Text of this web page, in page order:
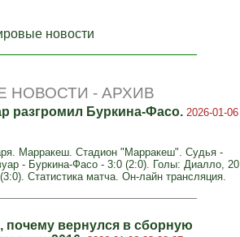
новости
НОВОСТИ - АРХИВ
разгромил Буркина-Фасо. 2026-01-06
Марракеш. Стадион "Марракеш". Судья -
- Буркина-Фасо - 3:0 (2:0). Голы: Диалло, 20
Статистика матча. Он-лайн трансляция.
почему вернулся в сборную